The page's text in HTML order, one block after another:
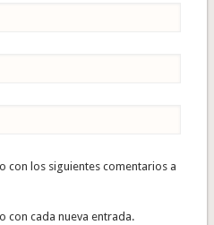
con los siguientes comentarios a
con cada nueva entrada.